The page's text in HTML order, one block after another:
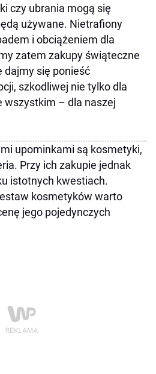
czy ubrania mogą się
używane. Nietrafiony
i obciążeniem dla
zatem zakupy świąteczne
dajmy się ponieść
szkodliwej nie tylko dla
wszystkim – dla naszej
upominkami są kosmetyki,
Przy ich zakupie jednak
istotnych kwestiach.
kosmetyków warto
jego pojedynczych